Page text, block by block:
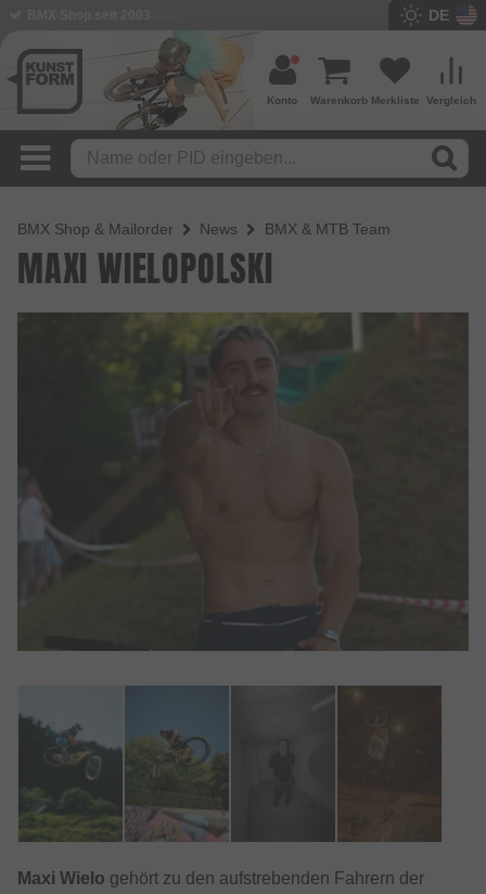
DE
Vergleich
Merkliste
Warenkorb
Konto
BMX Shop & Mailorder News BMX & MTB Team
MAXI WIELOPOLSKI
Maxi Wielo gehört zu den aufstrebenden Fahrern der